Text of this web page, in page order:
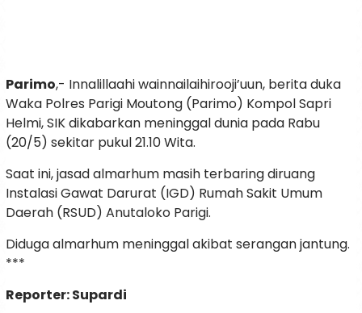
Parimo,- Innalillaahi wainnailaihirooji’uun, berita duka
Waka Polres Parigi Moutong (Parimo) Kompol Sapri
Helmi, SIK dikabarkan meninggal dunia pada Rabu
(20/5) sekitar pukul 21.10 Wita.
Saat ini, jasad almarhum masih terbaring diruang
Instalasi Gawat Darurat (IGD) Rumah Sakit Umum
Daerah (RSUD) Anutaloko Parigi.
Diduga almarhum meninggal akibat serangan jantung.
***
Reporter: Supardi